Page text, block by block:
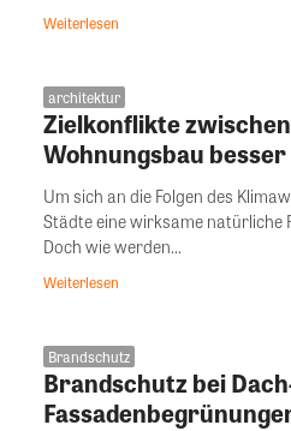
Weiterlesen
architektur
Zielkonflikte
Wohnungsbau besser
Um sich an die Folgen des
Städte eine wirksame natürliche
Doch wie werden...
Weiterlesen
Brandschutz
Brandschutz bei